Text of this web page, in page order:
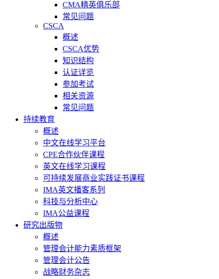
CMA精英俱乐部
常见问题
CSCA
概述
CSCA优势
知识结构
认证详览
参加考试
相关资源
常见问题
持续教育
概述
中文在线学习平台
CPE合作伙伴课程
英文在线学习课程
可持续发展商业实践证书课程
IMA英文播客系列
科技与分析中心
IMA公益课程
研究出版物
概述
管理会计能力素质框架
管理会计公告
战略财务杂志